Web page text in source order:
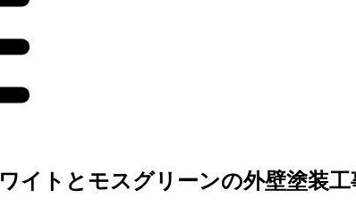
イトとモスグリーンの外壁塗装工